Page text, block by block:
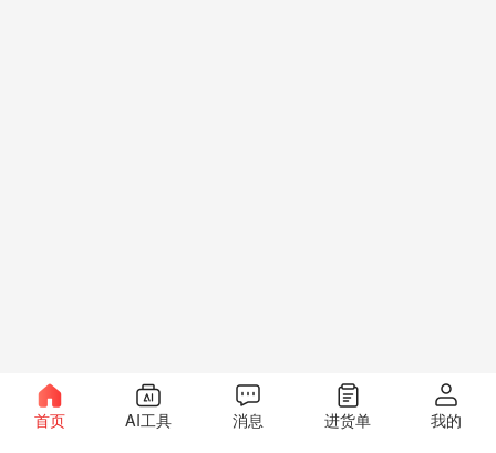
首页 AI工具 消息 进货单 我的